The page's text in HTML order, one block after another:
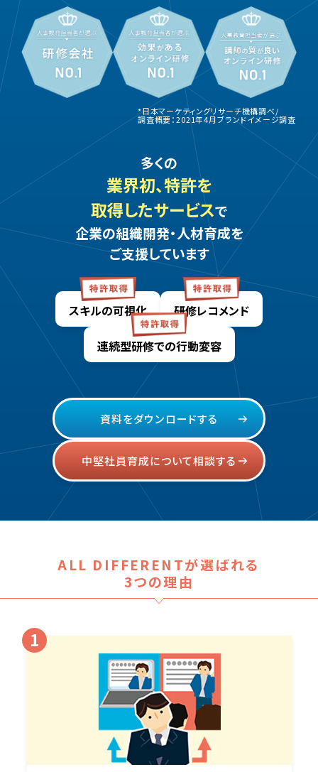
*日本マーケティングリサーチ機構調べ/
調査概要：2021年4月ブランドイメージ調査
多くの
業界初、特許を
取得したサービスで
企業の組織開発・人材育成を
ご支援しています
スキルの可視化 研修レコメンド
連続型研修での行動変容
資料をダウンロードする
中堅社員育成について相談する
ALL DIFFERENTが選ばれる
3つの理由